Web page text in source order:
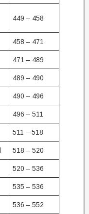
449 – 458
458 – 471
471 – 489
489 – 490
490 – 496
496 – 511
511 – 518
518 – 520
520 – 536
535 – 536
536 – 552